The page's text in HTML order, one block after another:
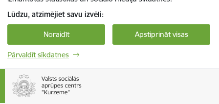
Lūdzu, atzīmējiet savu izvēli:
Noraidīt Apstiprināt visas
Pārvaldīt sīkdatnes